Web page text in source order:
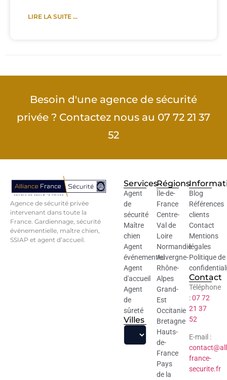
LIRE LA SUITE ...
Besoin d'une agence de sécurité
privée ? Contactez nous au 07 72 21 37
52
Agence de sécurité privée
intervenant dans toute la
France. Gardiennage, sécurité
événementielle, maître chien,
SSIAP et agent d’accueil.
Services
Agent
de
sécurité
Maître
chien
Agent
événementiel
Agent
d'accueil
Agent
de
sûreté
Villes
Régions
Île-de-
France
Centre-
Val de
Loire
Normandie
Auvergne-
Rhône-
Alpes
Grand-
Est
Occitanie
Bretagne
Hauts-
de-
France
Pays
de la
Blog
Références
clients
Contact
Mentions
légales
Politique de
Contact
Téléphone
:07 72
21 37
52
E-mail :
france-
securite.fr